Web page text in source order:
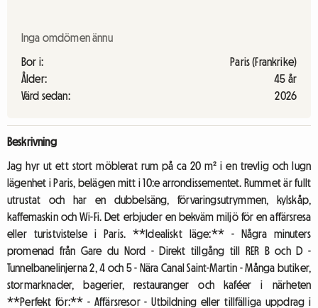
Inga omdömen ännu
Bor i:
Paris (Frankrike)
Ålder:
45 år
Värd sedan:
2026
Beskrivning
Jag hyr ut ett stort möblerat rum på ca 20 m² i en trevlig och lugn
lägenhet i Paris, belägen mitt i 10:e arrondissementet. Rummet är fullt
utrustat och har en dubbelsäng, förvaringsutrymmen, kylskåp,
kaffemaskin och Wi-Fi. Det erbjuder en bekväm miljö för en affärsresa
eller turistvistelse i Paris. **Idealiskt läge:** - Några minuters
promenad från Gare du Nord - Direkt tillgång till RER B och D -
Tunnelbanelinjerna 2, 4 och 5 - Nära Canal Saint-Martin - Många butiker,
stormarknader, bagerier, restauranger och kaféer i närheten
**Perfekt för:** - Affärsresor - Utbildning eller tillfälliga uppdrag i